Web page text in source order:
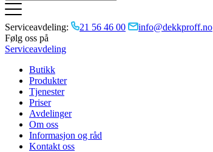
Serviceavdeling: 21 56 46 00 info@dekkproff.no
Følg oss på
Serviceavdeling
Butikk
Produkter
Tjenester
Priser
Avdelinger
Om oss
Informasjon og råd
Kontakt oss